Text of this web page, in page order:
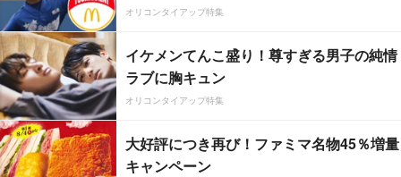
オリコンタイアップ特集
イケメンてんこ盛り！尊すぎる男子の純情
ラブに胸キュン
オリコンタイアップ特集
大好評につき再び！ファミマ名物45％増量
キャンペーン